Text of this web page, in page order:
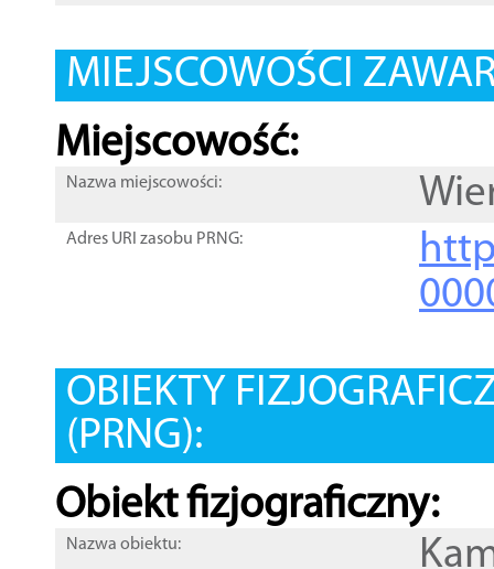
MIEJSCOWOŚCI
Miejscowość:
Nazwa miejscowości:
Adres URI zasobu PRNG:
OBIEKTY
(PRNG):
Obiekt fizjograficzny:
Nazwa obiektu: